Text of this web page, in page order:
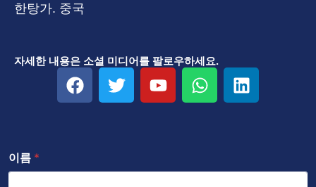
한탕가. 중국
자세한 내용은 소셜 미디어를 팔로우하세요.
F
a
트
위
유
튜
W
h
링
크
이름 *